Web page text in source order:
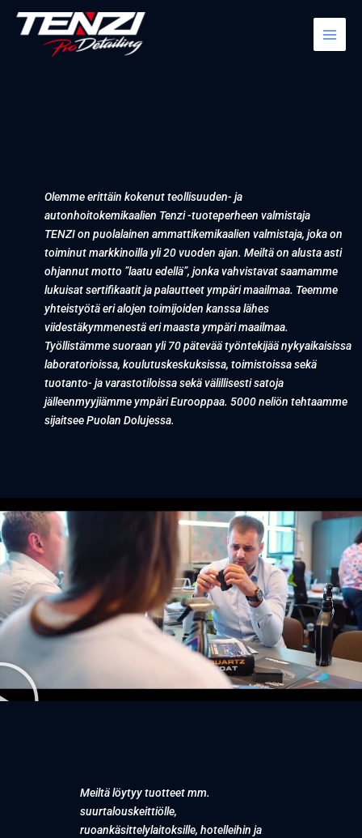
sisältöön
MAIN
Olemme erittäin kokenut teollisuuden- ja
autonhoitokemikaalien Tenzi -tuoteperheen valmistaja
TENZI on puolalainen ammattikemikaalien valmistaja, joka on
toiminut markkinoilla yli 20 vuoden ajan. Meiltä on alusta asti
ohjannut motto ”laatu edellä”, jonka vahvistavat saamamme
lukuisat sertifikaatit ja palautteet ympäri maailmaa. Teemme
yhteistyötä eri alojen toimijoiden kanssa lähes
viidestäkymmenestä eri maasta ympäri maailmaa.
Työllistämme suoraan yli 70 pätevää työntekijää nykyaikaisissa
laboratorioissa, koulutuskeskuksissa, toimistoissa sekä
tuotanto- ja varastotiloissa sekä välillisesti satoja
jälleenmyyjiämme ympäri Eurooppaa. 5000 neliön tehtaamme
sijaitsee Puolan Dolujessa.
Meiltä löytyy tuotteet mm.
suurtalouskeittiölle,
ruoankäsittelylaitoksille, hotelleihin ja